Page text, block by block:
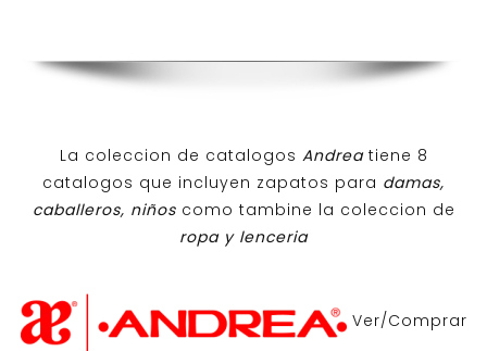
La coleccion de catalogos Andreatiene 8
catalogos que incluyen zapatos para damas,
caballeros, niños como tambine la coleccion de
ropa y lenceria
Ver/Comprar